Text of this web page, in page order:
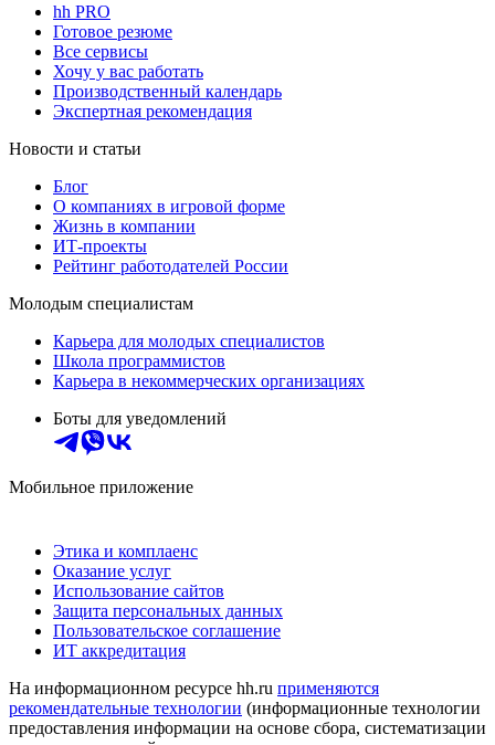
hh PRO
Готовое резюме
Все сервисы
Хочу у вас работать
Производственный календарь
Экспертная рекомендация
Новости и статьи
Блог
О компаниях в игровой форме
Жизнь в компании
ИТ-проекты
Рейтинг работодателей России
Молодым специалистам
Карьера для молодых специалистов
Школа программистов
Карьера в некоммерческих организациях
Боты для уведомлений
Мобильное приложение
Этика и комплаенс
Оказание услуг
Использование сайтов
Защита персональных данных
Пользовательское соглашение
ИТ аккредитация
На информационном ресурсе hh.ru применяются
рекомендательные технологии (информационные технологии
предоставления информации на основе сбора, систематизации